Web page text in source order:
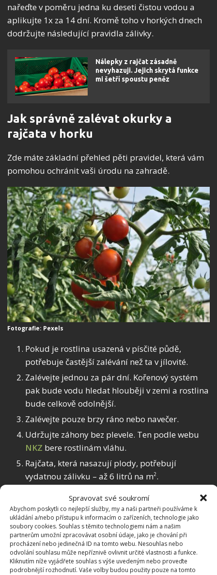
Spravovat své soukromí
Abychom poskytli co nejlepší služby, my a naši partneři používáme k
ukládání a/nebo přístupu k informacím o zařízeních, technologie jako
soubory cookies. Souhlas s těmito technologiemi nám a našim
partnerům umožní zpracovávat osobní údaje, jako je chování při
procházení nebo jedinečná ID na tomto webu. Nesouhlas nebo
odvolání souhlasu může nepříznivě ovlivnit určité vlastnosti a funkce.
Kliknutím níže vyjádřete souhlas s výše uvedeným nebo proveďte
podrobnější rozhodnutí. Vaše volby budou použity pouze na tomto
nařeďte v poměru jedna ku deseti čistou vodou a
aplikujte 1x za 14 dní. Kromě toho v horkých dnech
dodržujte následující pravidla zálivky.
Nálepky z rajčat zásadně
nevyhazuji. Jejich skrytá funkce
mi šetří spoustu peněz
Jak správně zalévat okurky a
rajčata v horku
Zde máte základní přehled pěti pravidel, která vám
pomohou ochránit vaši úrodu na zahradě.
Fotografie: Pexels
Pokud je rostlina usazená v písčité půdě,
potřebuje častější zalévání než ta v jílovité.
Zalévejte jednou za pár dní. Kořenový systém
pak bude vodu hledat hlouběji v zemi a rostlina
bude celkově odolnější.
Zalévejte pouze brzy ráno nebo navečer.
Udržujte záhony bez plevele. Ten podle webu
NKZ bere rostlinám vláhu.
Rajčata, která nasazují plody, potřebují
vydatnou zálivku – až 6 litrů na m2.
A pokud se vám vše podaří, jak má, nezapomeňte se
na BydlímeÚtulně inspirovat,jak naložit okurky, aby
byly křupavé a chutnaly naprosto božsky.